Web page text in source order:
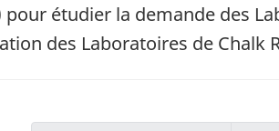
étudier la demande des
des Laboratoires de Chalk